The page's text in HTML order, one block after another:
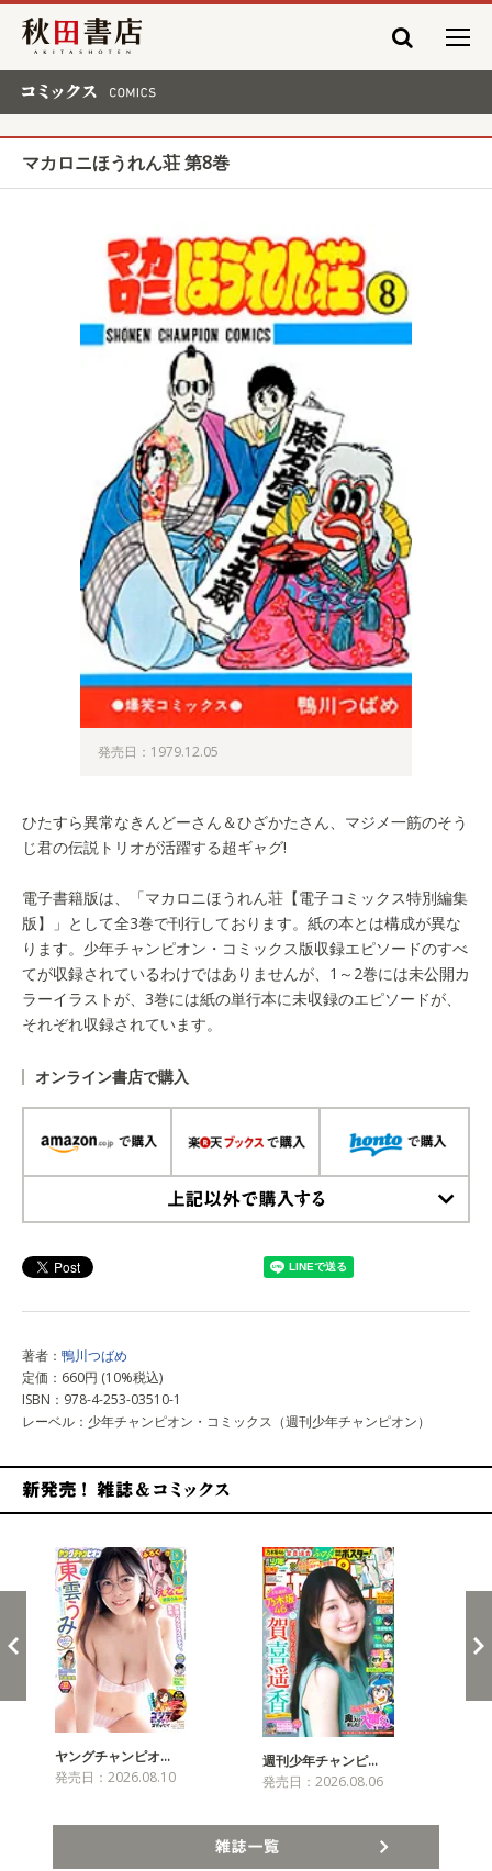
秋田書店
マカロニほうれん荘 第8巻
発売日：1979.12.05
ひたすら異常なきんどーさん＆ひざかたさん、マジメ一筋のそう
じ君の伝説トリオが活躍する超ギャグ!
電子書籍版は、「マカロニほうれん荘【電子コミックス特別編集
版】」として全3巻で刊行しております。紙の本とは構成が異な
ります。少年チャンピオン・コミックス版収録エピソードのすべ
てが収録されているわけではありませんが、1～2巻には未公開カ
ラーイラストが、3巻には紙の単行本に未収録のエピソードが、
それぞれ収録されています。
オンライン書店で購入
著者： 鴨川つばめ
定価：660円 (10%税込)
ISBN：978-4-253-03510-1
レーベル：少年チャンピオン・コミックス（週刊少年チャンピオン）
ヤングチャンピオ…
発売日：2026.08.10
週刊少年チャンピ…
発売日：2026.08.06